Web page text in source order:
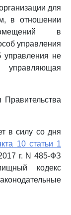
для
в отношении
в
управления
не
в силу со дня
10 статьи 1
г. N 485-ФЗ
кодекс